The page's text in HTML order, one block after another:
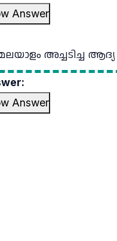
Answer
മലയാളം അച്ചടിച്ച
Answer